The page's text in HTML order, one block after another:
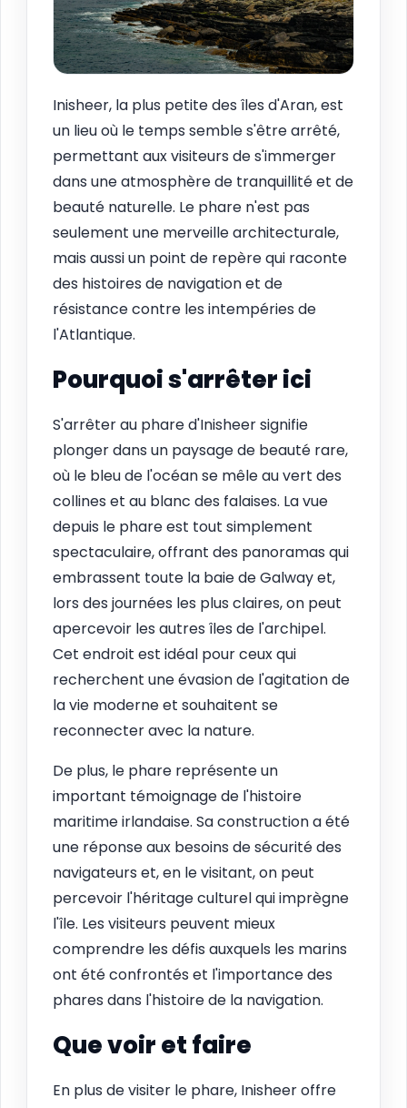
Inisheer, la plus petite des îles d'Aran, est
un lieu où le temps semble s'être arrêté,
permettant aux visiteurs de s'immerger
dans une atmosphère de tranquillité et de
beauté naturelle. Le phare n'est pas
seulement une merveille architecturale,
mais aussi un point de repère qui raconte
des histoires de navigation et de
résistance contre les intempéries de
l'Atlantique.
Pourquoi s'arrêter ici
S'arrêter au phare d'Inisheer signifie
plonger dans un paysage de beauté rare,
où le bleu de l'océan se mêle au vert des
collines et au blanc des falaises. La vue
depuis le phare est tout simplement
spectaculaire, offrant des panoramas qui
embrassent toute la baie de Galway et,
lors des journées les plus claires, on peut
apercevoir les autres îles de l'archipel.
Cet endroit est idéal pour ceux qui
recherchent une évasion de l'agitation de
la vie moderne et souhaitent se
reconnecter avec la nature.
De plus, le phare représente un
important témoignage de l'histoire
maritime irlandaise. Sa construction a été
une réponse aux besoins de sécurité des
navigateurs et, en le visitant, on peut
percevoir l'héritage culturel qui imprègne
l'île. Les visiteurs peuvent mieux
comprendre les défis auxquels les marins
ont été confrontés et l'importance des
phares dans l'histoire de la navigation.
Que voir et faire
En plus de visiter le phare, Inisheer offre